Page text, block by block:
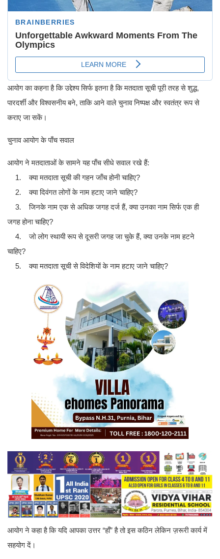
आयोग का कहना है कि उद्देश्य सिर्फ इतना है कि मतदाता सूची पूरी तरह से शुद्ध,
पारदर्शी और विश्वसनीय बने, ताकि आने वाले चुनाव निष्पक्ष और स्वतंत्र रूप से
कराए जा सकें।
चुनाव आयोग के पाँच सवाल
आयोग ने मतदाताओं के सामने यह पाँच सीधे सवाल रखे हैं:
1. क्या मतदाता सूची की गहन जाँच होनी चाहिए?
2. क्या दिवंगत लोगों के नाम हटाए जाने चाहिए?
3. जिनके नाम एक से अधिक जगह दर्ज हैं, क्या उनका नाम सिर्फ एक ही
जगह होना चाहिए?
4. जो लोग स्थायी रूप से दूसरी जगह जा चुके हैं, क्या उनके नाम हटने
चाहिए?
5. क्या मतदाता सूची से विदेशियों के नाम हटाए जाने चाहिए?
आयोग ने कहा है कि यदि आपका उत्तर “हाँ” है तो इस कठिन लेकिन ज़रूरी कार्य में
सहयोग दें।